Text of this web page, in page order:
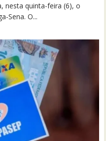
nesta quinta-feira (6), o
Sena. O...